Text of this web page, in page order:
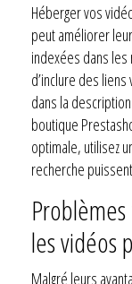
Héberger vos
peut améliorer
indexées dans les
d’inclure des
dans la
boutique
optimale, utilisez
recherche
les vidéos
Malgré leurs